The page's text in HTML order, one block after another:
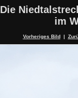
Die
im
Vorheriges Bild